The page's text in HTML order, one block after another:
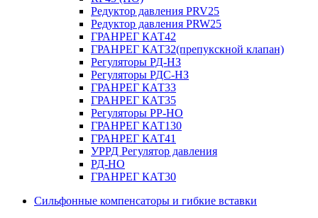
Редуктор давления PRV25
Редуктор давления PRW25
ГРАНРЕГ КАТ42
ГРАНРЕГ КАТ32(препукскной клапан)
Регуляторы РД-НЗ
Регуляторы РДС-НЗ
ГРАНРЕГ КАТ33
ГРАНРЕГ КАТ35
Регуляторы РР-НО
ГРАНРЕГ КАТ130
ГРАНРЕГ КАТ41
УРРД Регулятор давления
РД-НО
ГРАНРЕГ КАТ30
Сильфонные компенсаторы и гибкие вставки